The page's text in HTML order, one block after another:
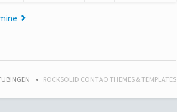
ROCKSOLID CONTAO THEMES & TEMPLATES